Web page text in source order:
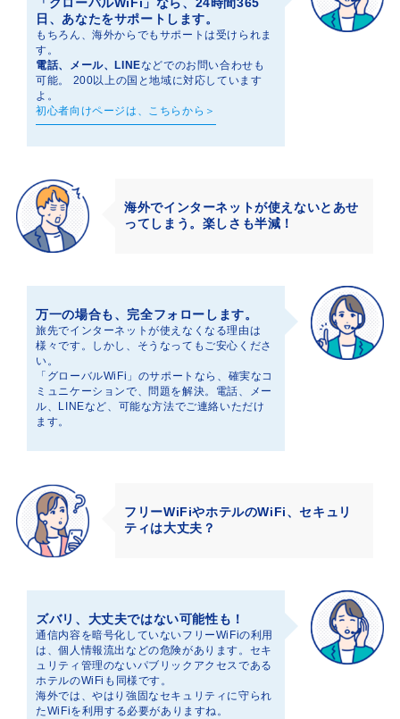
日、あなたをサポートします。
もちろん、海外からでもサポートは受けられま
す。
電話、メール、LINEなどでのお問い合わせも
可能。 200以上の国と地域に対応しています
よ。
初心者向けページは、こちらから＞
海外でインターネットが使えないとあせ
ってしまう。楽しさも半減！
万一の場合も、完全フォローします。
旅先でインターネットが使えなくなる理由は
様々です。しかし、そうなってもご安心くださ
い。
「グローバルWiFi」のサポートなら、確実なコ
ミュニケーションで、問題を解決。電話、メー
ル、LINEなど、可能な方法でご連絡いただけ
ます。
フリーWiFiやホテルのWiFi、セキュリ
ティは大丈夫？
ズバリ、大丈夫ではない可能性も！
通信内容を暗号化していないフリーWiFiの利用
は、個人情報流出などの危険があります。セキ
ュリティ管理のないパブリックアクセスである
ホテルのWiFiも同様です。
海外では、やはり強固なセキュリティに守られ
たWiFiを利用する必要がありますね。